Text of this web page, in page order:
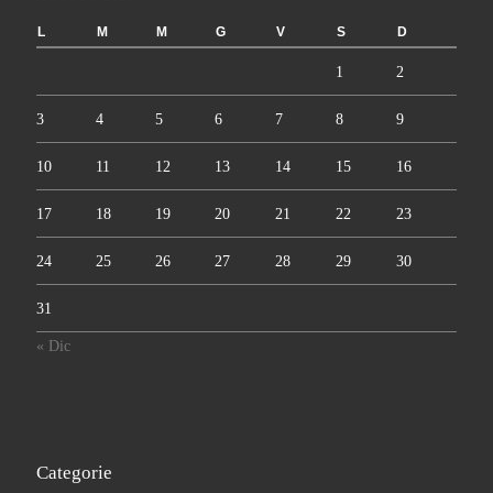
L M M G V S D
1 2
3 4 5 6 7 8 9
10 11 12 13 14 15 16
17 18 19 20 21 22 23
24 25 26 27 28 29 30
31
« Dic
Categorie